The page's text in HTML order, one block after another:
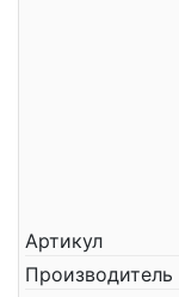
Артикул
Производитель